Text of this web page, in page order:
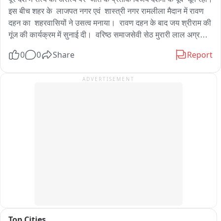
इस बीच शहर के  लाजपत नगर एवं  शास्त्री नगर रामलीला मैदान में रावण
दहन का  शहरवासियों ने उसत्व मनाया।  रावण दहन के बाद जय श्रीराम की
गूंज की कार्यक्रम में सुनाई दी।  वरिष्ठ समाजसेवी सेठ मुरारी लाल अग्रवाल
श्री राम का आशीर्वाद प्राप्त किया। उपस्थित सभी आयोजकों व
साथ ही सपा विधायक अमिताभ बाजपेयी भी एक कार्यक्रम में उनके साथ
0 0 Share Report
ADVERTISEMENT